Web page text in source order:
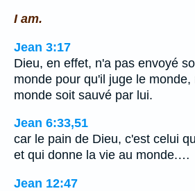
I am.
Jean 3:17
Dieu, en effet, n'a pas envoyé
monde pour qu'il juge le
monde soit sauvé par lui.
Jean 6:33,51
car le pain de Dieu, c'est celui
et qui donne la vie au monde.…
Jean 12:47